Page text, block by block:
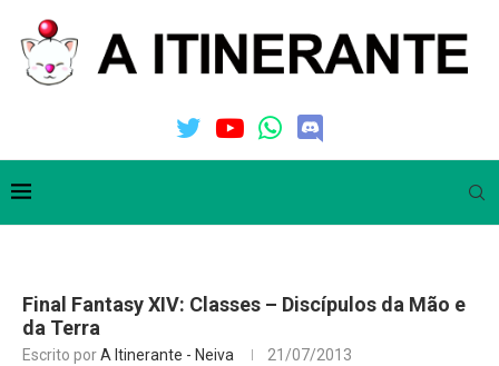
Final Fantasy XIV: Classes – Discípulos da Mão e
da Terra
Escrito porA Itinerante - Neiva 21/07/2013